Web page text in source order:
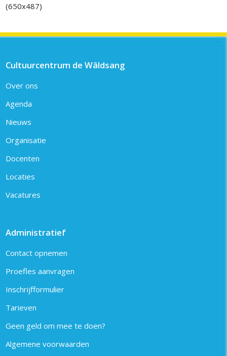
(650x487)
Cultuurcentrum de Wâldsang
Over ons
Agenda
Nieuws
Organisatie
Docenten
Locaties
Vacatures
Administratief
Contact opnemen
Proefles aanvragen
Inschrijfformulier
Tarieven
Geen geld om mee te doen?
Algemene voorwaarden